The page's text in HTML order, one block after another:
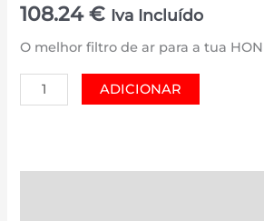
108.24€ Iva Incluído
O melhor filtro de ar para a tua
Quantidade
de
ADICIONAR